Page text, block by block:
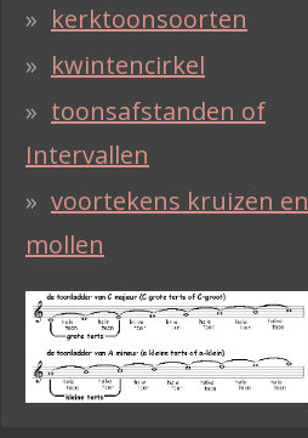
kerktoonsoorten
kwintencirkel
toonsafstanden of
Intervallen
voortekens kruizen en
mollen